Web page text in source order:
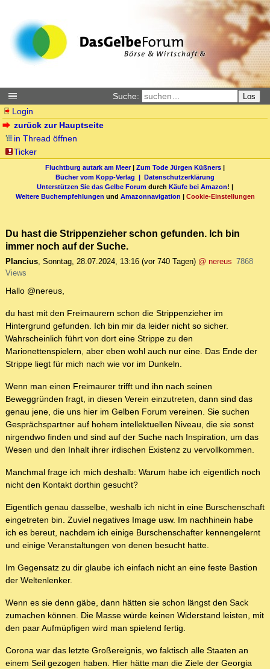
Suche: Los
Login
zurück zur Hauptseite
in Thread öffnen
Ticker
Fluchtburg autark am Meer| Zum Tode Jürgen Küßners |
Bücher vom Kopp-Verlag | Datenschutzerklärung
Unterstützen Sie das Gelbe Forum durch Käufe bei Amazon! |
Weitere Buchempfehlungen und Amazonnavigation | Cookie-Einstellungen
Du hast die Strippenzieher schon gefunden. Ich bin
immer noch auf der Suche.
Plancius, Sonntag, 28.07.2024, 13:16 (vor 740 Tagen) @ nereus 7868
Views
Hallo @nereus,
du hast mit den Freimaurern schon die Strippenzieher im
Hintergrund gefunden. Ich bin mir da leider nicht so sicher.
Wahrscheinlich führt von dort eine Strippe zu den
Marionettenspielern, aber eben wohl auch nur eine. Das Ende der
Strippe liegt für mich nach wie vor im Dunkeln.
Wenn man einen Freimaurer trifft und ihn nach seinen
Beweggründen fragt, in diesen Verein einzutreten, dann sind das
genau jene, die uns hier im Gelben Forum vereinen. Sie suchen
Gesprächspartner auf hohem intellektuellen Niveau, die sie sonst
nirgendwo finden und sind auf der Suche nach Inspiration, um das
Wesen und den Inhalt ihrer irdischen Existenz zu vervollkommen.
Manchmal frage ich mich deshalb: Warum habe ich eigentlich noch
nicht den Kontakt dorthin gesucht?
Eigentlich genau dasselbe, weshalb ich nicht in eine Burschenschaft
eingetreten bin. Zuviel negatives Image usw. Im nachhinein habe
ich es bereut, nachdem ich einige Burschenschafter kennengelernt
und einige Veranstaltungen von denen besucht hatte.
Im Gegensatz zu dir glaube ich einfach nicht an eine feste Bastion
der Weltenlenker.
Wenn es sie denn gäbe, dann hätten sie schon längst den Sack
zumachen können. Die Masse würde keinen Widerstand leisten, mit
den paar Aufmüpfigen wird man spielend fertig.
Corona war das letzte Großereignis, wo faktisch alle Staaten an
einem Seil gezogen haben. Hier hätte man die Ziele der Georgia